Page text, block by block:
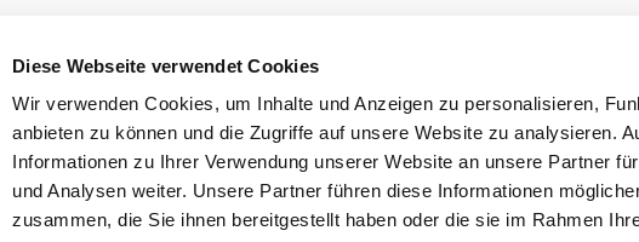
Diese Webseite verwendet Cookies
Wir verwenden Cookies, um Inhalte und Anzeigen zu personalisieren,
anbieten zu können und die Zugriffe auf unsere Website zu analysieren.
Informationen zu Ihrer Verwendung unserer Website an unsere Partner
und Analysen weiter. Unsere Partner führen diese Informationen
zusammen, die Sie ihnen bereitgestellt haben oder die sie im Rahmen